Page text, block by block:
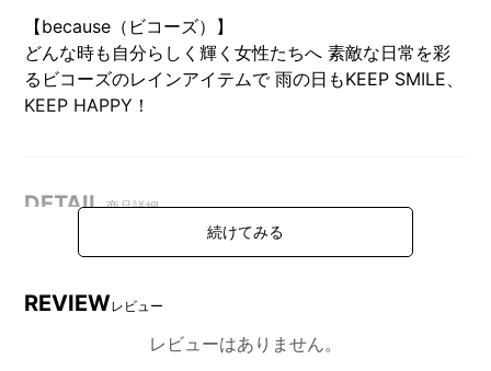
【because（ビコーズ）】
どんな時も自分らしく輝く女性たちへ 素敵な日常を彩
るビコーズのレインアイテムで 雨の日もKEEP SMILE、
KEEP HAPPY！
DETAIL商品詳細
REVIEWレビュー
レビューはありません。